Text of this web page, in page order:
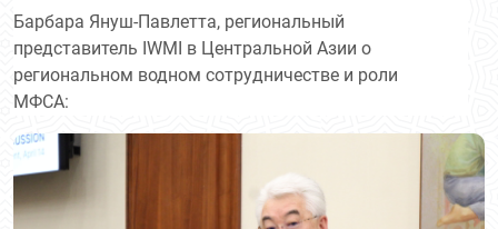
Барбара Януш-Павлетта, региональный
представитель IWMI в Центральной Азии о
региональном водном сотрудничестве и роли
МФСА: